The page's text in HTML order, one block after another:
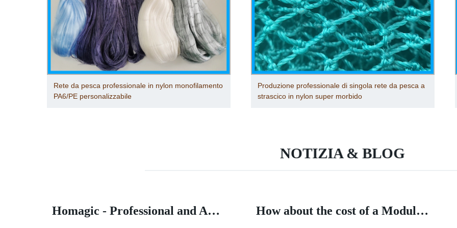
Produzione professionale di singola rete da pesca a
strascico in nylon super morbido
Rete da pesca multifilamento realizzata in Cina in
nylon/poliestere
NOTIZIA & BLOG
How about the cost of a Modular House How about the cost of a Modular House